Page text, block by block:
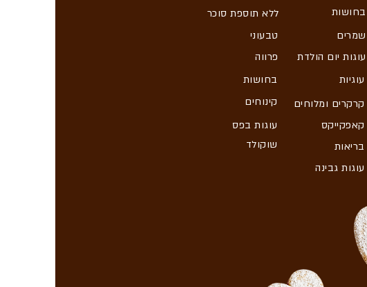
ללא תוספת סוכר
טבעוני
פרווה
בחושות
קינוחים
שוקולד
עוגות בפס
בחושות
שמרים
עוגות יום הולדת
עוגיות
קרקרים ומלוחים
קאפקייקס
בריאות
עוגות גבינה